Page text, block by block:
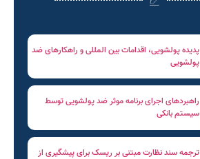
پدیده پولشویی، اقدامات بین المللی و راهکارهای ضد
پولشویی
راهبردهای اجرای برنامه موثر ضد پولشویی توسط
سیستم بانکی
ترجمه سند نظارت مبتنی بر ریسک برای پیشگیری از